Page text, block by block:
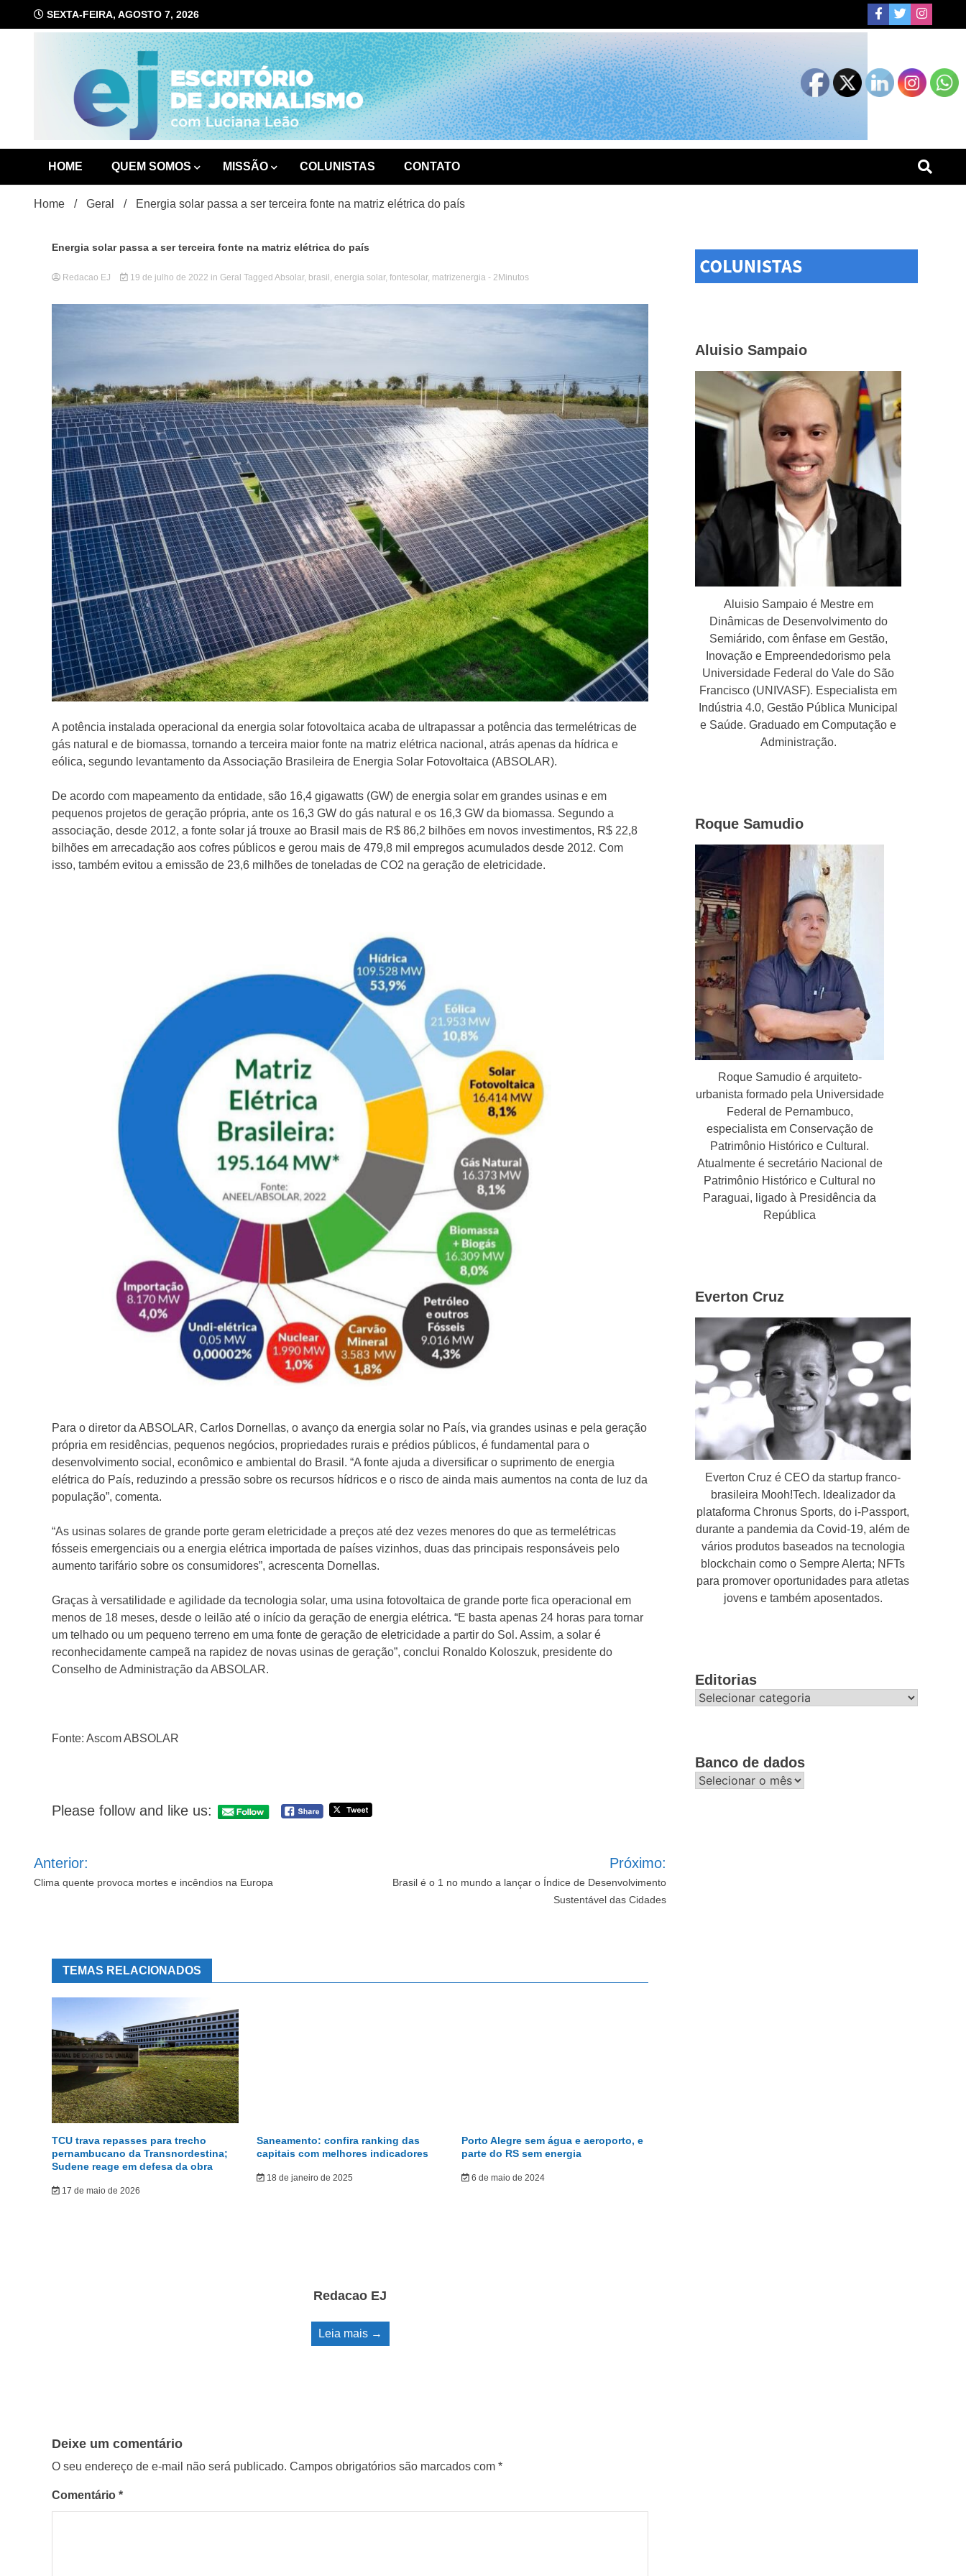
SEXTA-FEIRA, AGOSTO 7, 2026
Escritório de
Jornalismo
HOME
QUEM SOMOS MISSÃO COLUNISTAS CONTATO
Home Geral Energia solar passa a ser terceira fonte na matriz elétrica do país
Energia solar passa a ser terceira fonte na matriz elétrica do país
Redacao EJ 19 de julho de 2022 in Geral Tagged Absolar, brasil , energia solar, fontesolar, matrizenergia - 2Minutos
A potência instalada operacional da energia solar fotovoltaica acaba de ultrapassar a potência das termelétricas de
gás natural e de biomassa, tornando a terceira maior fonte na matriz elétrica nacional, atrás apenas da hídrica e
eólica, segundo levantamento da Associação Brasileira de Energia Solar Fotovoltaica (ABSOLAR).
De acordo com mapeamento da entidade, são 16,4 gigawatts (GW) de energia solar em grandes usinas e em
pequenos projetos de geração própria, ante os 16,3 GW do gás natural e os 16,3 GW da biomassa. Segundo a
associação, desde 2012, a fonte solar já trouxe ao Brasil mais de R$ 86,2 bilhões em novos investimentos, R$ 22,8
bilhões em arrecadação aos cofres públicos e gerou mais de 479,8 mil empregos acumulados desde 2012. Com
isso, também evitou a emissão de 23,6 milhões de toneladas de CO2 na geração de eletricidade.
Para o diretor da ABSOLAR, Carlos Dornellas, o avanço da energia solar no País, via grandes usinas e pela geração
própria em residências, pequenos negócios, propriedades rurais e prédios públicos, é fundamental para o
desenvolvimento social, econômico e ambiental do Brasil. “A fonte ajuda a diversificar o suprimento de energia
elétrica do País, reduzindo a pressão sobre os recursos hídricos e o risco de ainda mais aumentos na conta de luz da
população”, comenta.
“As usinas solares de grande porte geram eletricidade a preços até dez vezes menores do que as termelétricas
fósseis emergenciais ou a energia elétrica importada de países vizinhos, duas das principais responsáveis pelo
aumento tarifário sobre os consumidores”, acrescenta Dornellas.
Graças à versatilidade e agilidade da tecnologia solar, uma usina fotovoltaica de grande porte fica operacional em
menos de 18 meses, desde o leilão até o início da geração de energia elétrica. “E basta apenas 24 horas para tornar
um telhado ou um pequeno terreno em uma fonte de geração de eletricidade a partir do Sol. Assim, a solar é
reconhecidamente campeã na rapidez de novas usinas de geração”, conclui Ronaldo Koloszuk, presidente do
Conselho de Administração da ABSOLAR.
Fonte: Ascom ABSOLAR
Please follow and like us:
de
Post
Anterior:
Clima quente provoca mortes e incêndios na Europa
Próximo:
Brasil é o 1 no mundo a lançar o Índice de Desenvolvimento
Sustentável das Cidades
TEMAS RELACIONADOS
TCU trava repasses para trecho
pernambucano da Transnordestina;
Sudene reage em defesa da obra
17 de maio de 2026
Saneamento: confira ranking das
capitais com melhores indicadores
18 de janeiro de 2025
Porto Alegre sem água e aeroporto, e
parte do RS sem energia
6 de maio de 2024
Redacao EJ
Leia mais →
Deixe um comentário
O seu endereço de e-mail não será publicado. Campos obrigatórios são marcados com *
Comentário *
Aluisio Sampaio
Aluisio Sampaio é Mestre em
Dinâmicas de Desenvolvimento do
Semiárido, com ênfase em Gestão,
Inovação e Empreendedorismo pela
Universidade Federal do Vale do São
Francisco (UNIVASF). Especialista em
Indústria 4.0, Gestão Pública Municipal
e Saúde. Graduado em Computação e
Administração.
Roque Samudio
Roque Samudio é arquiteto-
urbanista formado pela Universidade
Federal de Pernambuco,
especialista em Conservação de
Patrimônio Histórico e Cultural.
Atualmente é secretário Nacional de
Patrimônio Histórico e Cultural no
Paraguai, ligado à Presidência da
República
Everton Cruz
Everton Cruz é CEO da startup franco-
brasileira Mooh!Tech. Idealizador da
plataforma Chronus Sports, do i-Passport,
durante a pandemia da Covid-19, além de
vários produtos baseados na tecnologia
blockchain como o Sempre Alerta; NFTs
para promover oportunidades para atletas
jovens e também aposentados.
Editorias
Editorias
Banco de dados
Banco